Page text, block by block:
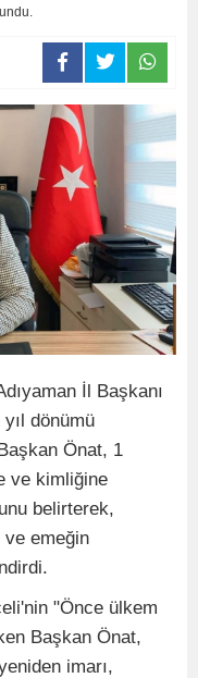
İl Başkanı
dönümü
Önat, 1
ve kimliğine
belirterek,
ve emeğin
"Önce ülkem
Başkan Önat,
imarı,